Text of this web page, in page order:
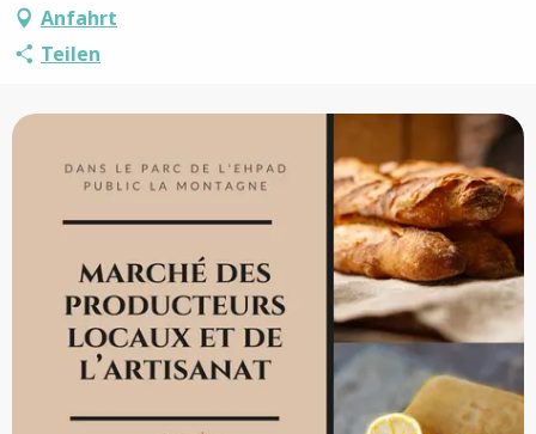
Anfahrt
Teilen